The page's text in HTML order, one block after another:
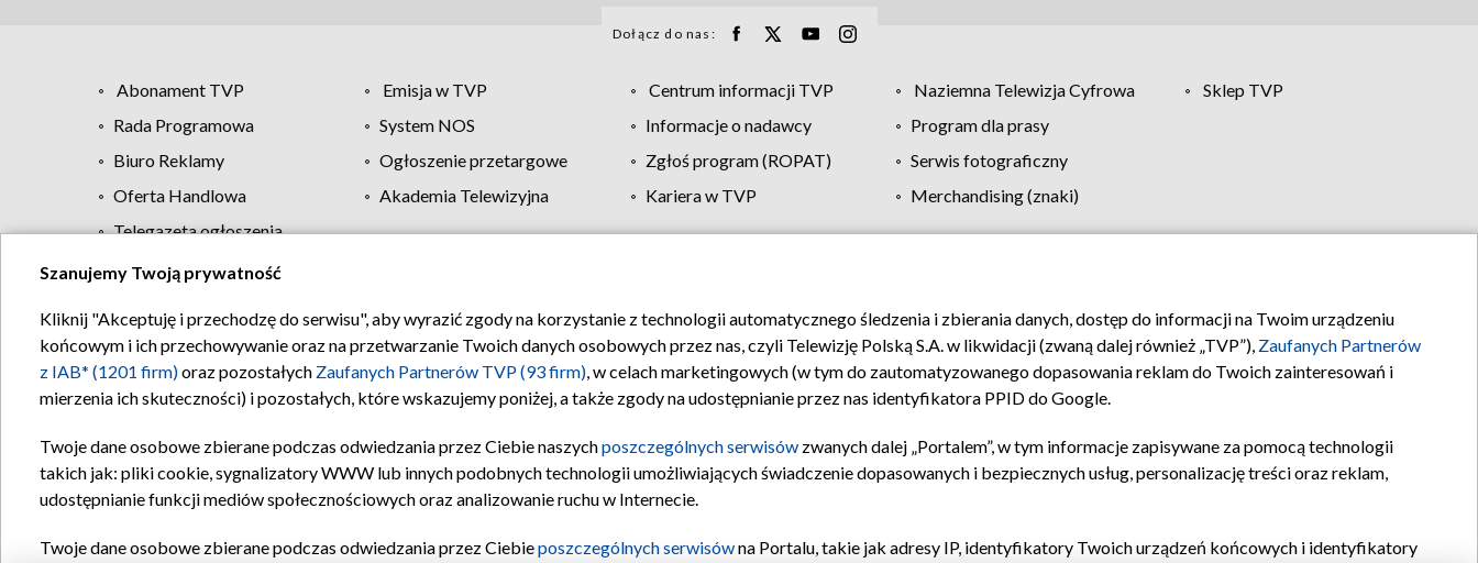
Dołącz do nas:
Abonament TVP Emisja w TVP Centrum informacji TVP Naziemna Telewizja Cyfrowa
Sklep TVP
Rada Programowa
System NOS Informacje o nadawcy
Program dla prasy
Biuro Reklamy
Ogłoszenie przetargowe Zgłoś program (ROPAT)
Serwis fotograficzny
Oferta Handlowa
Akademia Telewizyjna Kariera w TVP
Merchandising (znaki)
Telegazeta ogłoszenia
Regulamin TVP Polityka prywatności Moje zgody Pomoc Biuro reklamy Kontakt
Szanujemy Twoją prywatność
Kliknij "Akceptuję i przechodzę do serwisu", aby wyrazić zgody na korzystanie z technologii automatycznego śledzenia i zbierania danych, dostęp do informacji na Twoim urządzeniu
końcowym i ich przechowywanie oraz na przetwarzanie Twoich danych osobowych przez nas, czyli Telewizję Polską S.A. w likwidacji (zwaną dalej również „TVP”), Zaufanych Partnerów
z IAB* (1201 firm)oraz pozostałych Zaufanych Partnerów TVP (93 firm), w celach marketingowych (w tym do zautomatyzowanego dopasowania reklam do Twoich zainteresowań i
mierzenia ich skuteczności) i pozostałych, które wskazujemy poniżej, a także zgody na udostępnianie przez nas identyfikatora PPID do Google.
Twoje dane osobowe zbierane podczas odwiedzania przez Ciebie naszychposzczególnych serwisów zwanych dalej „Portalem”, w tym informacje zapisywane za pomocą technologii
takich jak: pliki cookie, sygnalizatory WWW lub innych podobnych technologii umożliwiających świadczenie dopasowanych i bezpiecznych usług, personalizację treści oraz reklam,
udostępnianie funkcji mediów społecznościowych oraz analizowanie ruchu w Internecie.
Twoje dane osobowe zbierane podczas odwiedzania przez Ciebieposzczególnych serwisówna Portalu, takie jak adresy IP, identyfikatory Twoich urządzeń końcowych i identyfikatory